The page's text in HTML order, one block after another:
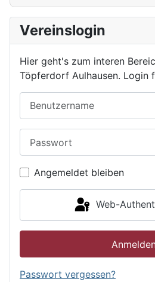
Vereinslogin
Hier geht's zum interen
Töpferdorf Aulhausen. Login
Angemeldet bleiben
Web-
Passwort vergessen?